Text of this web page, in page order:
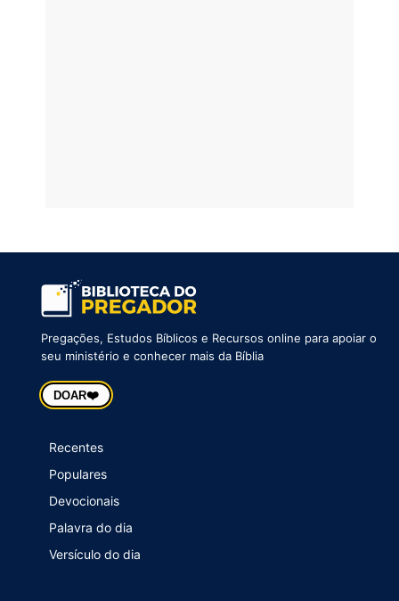
Pregações, Estudos Bíblicos e Recursos online para apoiar o
seu ministério e conhecer mais da Bíblia
DOAR❤️
Recentes
Populares
Devocionais
Palavra do dia
Versículo do dia